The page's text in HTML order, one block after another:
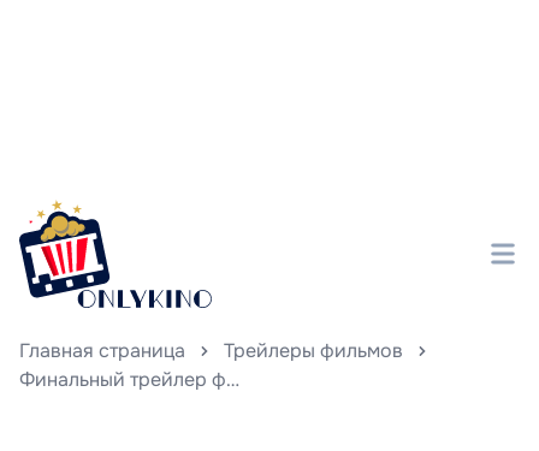
Главная страница
Трейлеры фильмов
Финальный трейлер фильма «Тихое место: День Первый» сияет похвалами от критиков, подтверждая ожидания зрителей.